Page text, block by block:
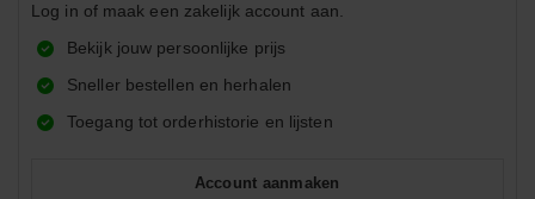
Log in of maak een zakelijk account aan.
Bekijk jouw persoonlijke prijs
Sneller bestellen en herhalen
Toegang tot orderhistorie en lijsten
Account aanmaken